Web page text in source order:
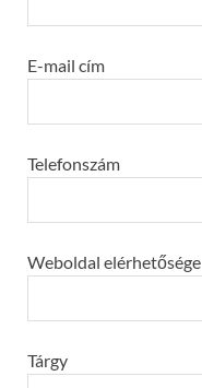
E-mail cím
Telefonszám
Weboldal elérhetősége
Tárgy